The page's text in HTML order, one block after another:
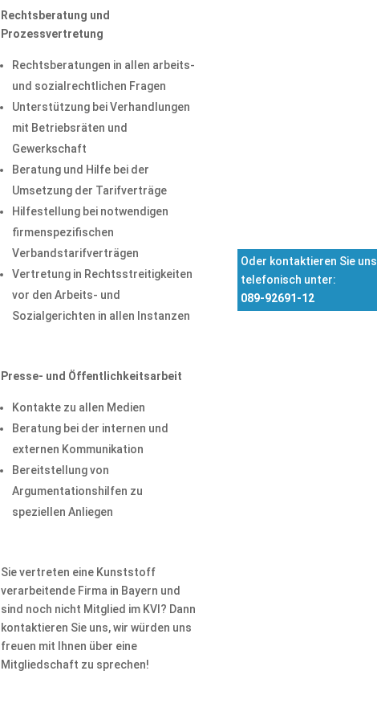
Rechtsberatung und
Prozessvertretung
Rechtsberatungen in allen arbeits-
und sozialrechtlichen Fragen
Unterstützung bei Verhandlungen
mit Betriebsräten und
Gewerkschaft
Beratung und Hilfe bei der
Umsetzung der Tarifverträge
Hilfestellung bei notwendigen
firmenspezifischen
Verbandstarifverträgen
Vertretung in Rechtsstreitigkeiten
vor den Arbeits- und
Sozialgerichten in allen Instanzen
Presse- und Öffentlichkeitsarbeit
Kontakte zu allen Medien
Beratung bei der internen und
externen Kommunikation
Bereitstellung von
Argumentationshilfen zu
speziellen Anliegen
Sie vertreten eine Kunststoff
verarbeitende Firma in Bayern und
sind noch nicht Mitglied im KVI? Dann
kontaktieren Sie uns, wir würden uns
freuen mit Ihnen über eine
Mitgliedschaft zu sprechen!
Oder kontaktieren Sie uns
telefonisch unter:
089-92691-12